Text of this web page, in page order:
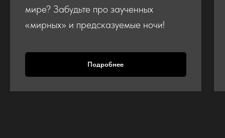
мире? Забудьте про заученных
«мирных» и предсказуемые ночи!
Подробнее